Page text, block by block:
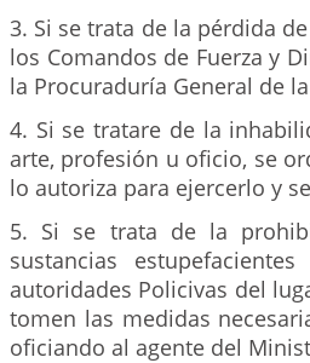
3. Si se trata de la pérdida
los Comandos de Fuerza y
la Procuraduría General de
4. Si se tratare de la
arte, profesión u oficio, se
lo autoriza para ejercerlo y
5. Si se trata de la
sustancias
autoridades Policivas del
tomen las medidas
oficiando al agente del